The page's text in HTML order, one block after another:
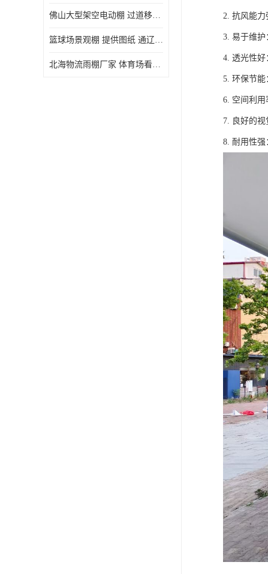
佛山大型架空电动棚 过道移动雨蓬 屋轨道悬空棚免费测量
篮球场景观棚 提供图纸 通辽膜结构厂家
北海物流雨棚厂家 体育场看台雨棚 价格优惠
2. 抗风能力
3. 易于维护
4. 透光性好
5. 环保节能
6. 空间利用
7. 良好的
8. 耐用性强